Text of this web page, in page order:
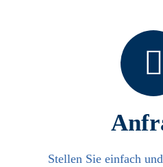
Stellen Sie einfach